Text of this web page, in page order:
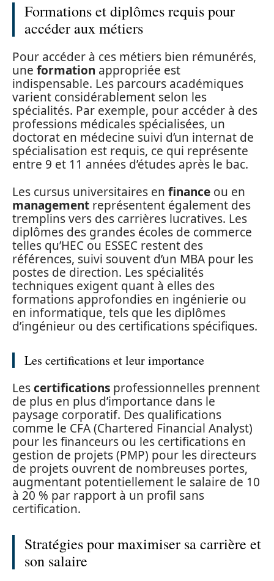
Formations et diplômes requis pour
accéder aux métiers
Pour accéder à ces métiers bien rémunérés,
une formation appropriée est
indispensable. Les parcours académiques
varient considérablement selon les
spécialités. Par exemple, pour accéder à des
professions médicales spécialisées, un
doctorat en médecine suivi d’un internat de
spécialisation est requis, ce qui représente
entre 9 et 11 années d’études après le bac.
Les cursus universitaires en finance ou en
management représentent également des
tremplins vers des carrières lucratives. Les
diplômes des grandes écoles de commerce
telles qu’HEC ou ESSEC restent des
références, suivi souvent d’un MBA pour les
postes de direction. Les spécialités
techniques exigent quant à elles des
formations approfondies en ingénierie ou
en informatique, tels que les diplômes
d’ingénieur ou des certifications spécifiques.
Les certifications et leur importance
Lescertifications professionnelles prennent
de plus en plus d’importance dans le
paysage corporatif. Des qualifications
comme le CFA (Chartered Financial Analyst)
pour les financeurs ou les certifications en
gestion de projets (PMP) pour les directeurs
de projets ouvrent de nombreuses portes,
augmentant potentiellement le salaire de 10
à 20 % par rapport à un profil sans
certification.
Stratégies pour maximiser sa carrière et
son salaire